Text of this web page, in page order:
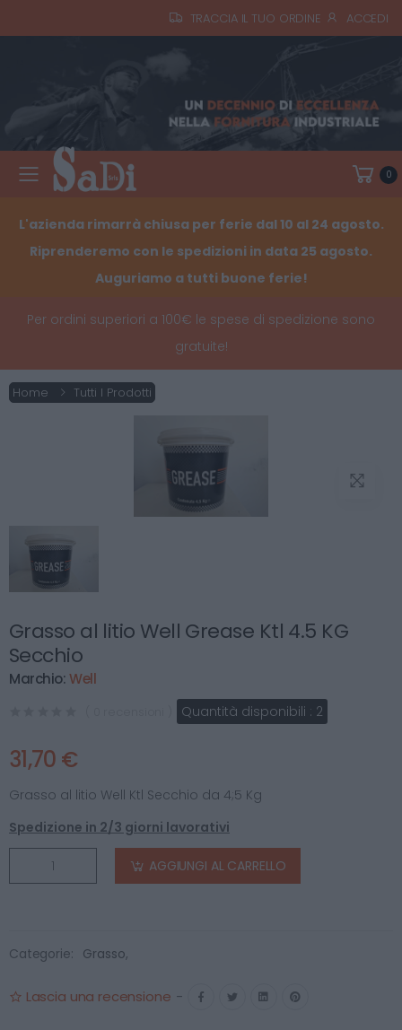
TRACCIA IL TUO ORDINE ACCEDI
Toggle mobile menu 0
L'azienda rimarrà chiusa per ferie dal 10 al 24 agosto.
Riprenderemo con le spedizioni in data 25 agosto.
Auguriamo a tutti buone ferie!
Per ordini superiori a 100€ le spese di spedizione sono
gratuite!
Home Tutti I Prodotti
Grasso al litio Well Grease Ktl 4.5 KG
Secchio
Marchio:Well
Quantità disponibili : 2
31,70 €
Grasso al litio Well Ktl Secchio da 4;5 Kg
Spedizione in 2/3 giorni lavorativi
AGGIUNGI AL CARRELLO
Categorie: Grasso,
Lascia una recensione -